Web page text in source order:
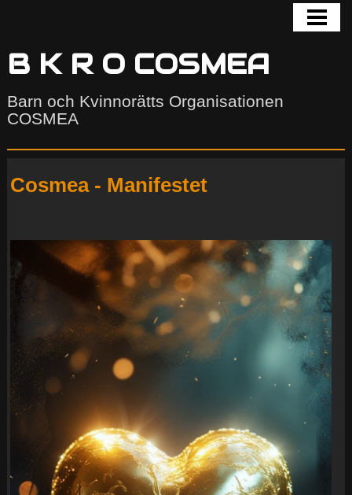
BLOGG
COSMEA
KONTAKTA
AKTUELLT
COSMEA COMMUNITY
B K R O COSMEA
Barn och Kvinnorätts Organisationen
COSMEA
Cosmea - Manifestet